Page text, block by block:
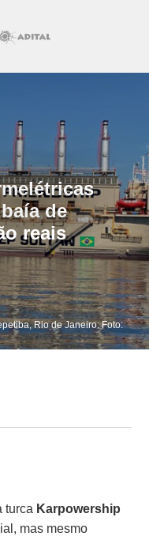
de
reais
Rio de Janeiro. Foto:
turca Karpowership
mas mesmo